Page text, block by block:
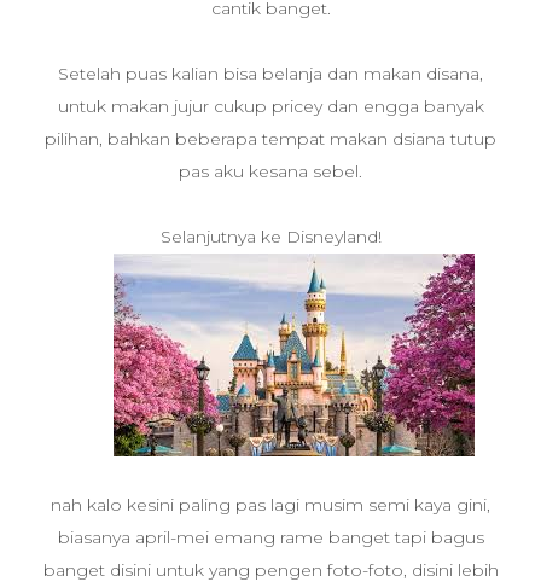
cantik banget.
Setelah puas kalian bisa belanja dan makan disana,
untuk makan jujur cukup pricey dan engga banyak
pilihan, bahkan beberapa tempat makan dsiana tutup
pas aku kesana sebel.
Selanjutnya ke Disneyland!
nah kalo kesini paling pas lagi musim semi kaya gini,
biasanya april-mei emang rame banget tapi bagus
banget disini untuk yang pengen foto-foto, disini lebih